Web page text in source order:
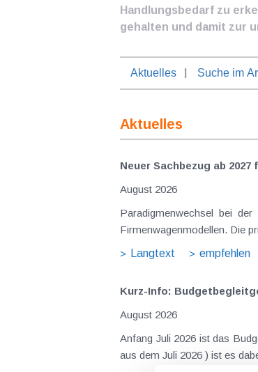
Handlungsbedarf zu
gehalten und damit zur
Aktuelles Suche im
Aktuelles
Neuer Sachbezug ab
August 2026
Paradigmenwechsel bei der Besteuerung von E-Dienstwagen
Firmenwagenmodellen. Die
Langtext
empfehlen
Kurz-Info:
August 2026
Anfang Juli 2026 ist das